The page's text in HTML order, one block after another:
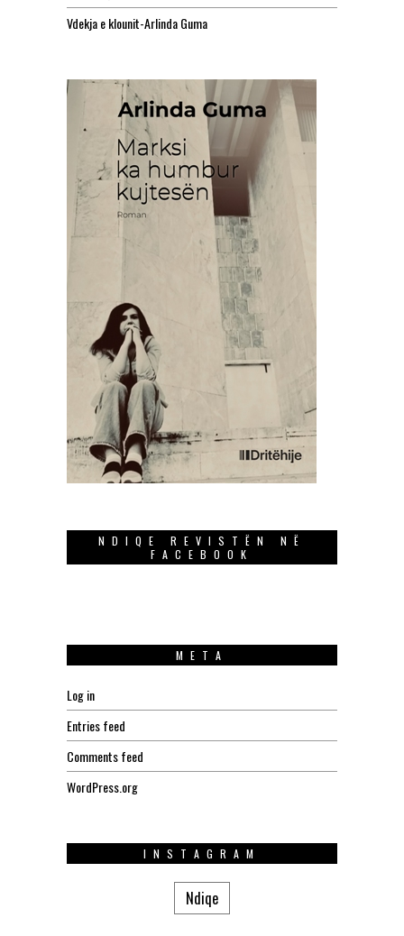
Vdekja e klounit-Arlinda Guma
NDIQE REVISTËN NË
FACEBOOK
META
Log in
Entries feed
Comments feed
WordPress.org
INSTAGRAM
Ndiqe